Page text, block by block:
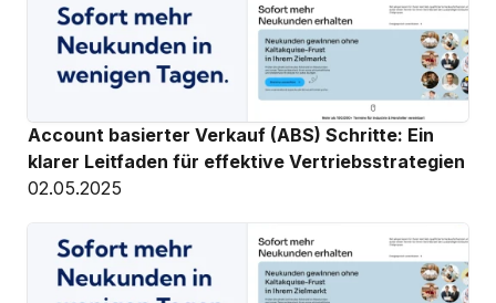
Account basierter Verkauf (ABS) Schritte: Ein
klarer Leitfaden für effektive Vertriebsstrategien
02.05.2025